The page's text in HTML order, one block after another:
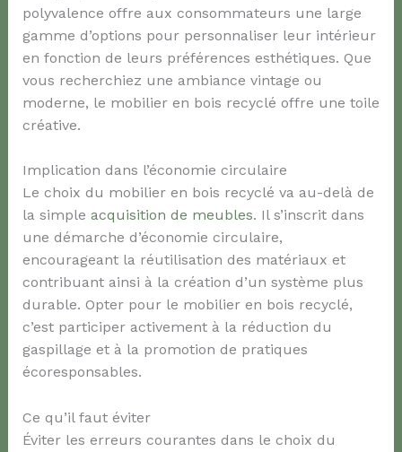
polyvalence offre aux consommateurs une large
gamme d’options pour personnaliser leur intérieur
en fonction de leurs préférences esthétiques. Que
vous recherchiez une ambiance vintage ou
moderne, le mobilier en bois recyclé offre une toile
créative.
Implication dans l’économie circulaire
Le choix du mobilier en bois recyclé va au-delà de
la simple acquisition de meubles. Il s’inscrit dans
une démarche d’économie circulaire,
encourageant la réutilisation des matériaux et
contribuant ainsi à la création d’un système plus
durable. Opter pour le mobilier en bois recyclé,
c’est participer activement à la réduction du
gaspillage et à la promotion de pratiques
écoresponsables.
Ce qu’il faut éviter
Éviter les erreurs courantes dans le choix du